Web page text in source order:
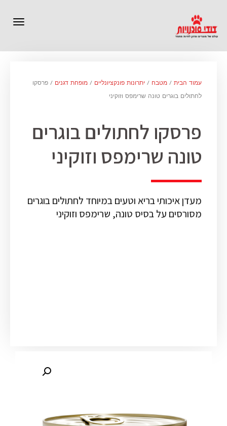
עמוד הבית / מטבח / יתרונות פונקציונליים / מופחת דגנים / פרסקו
לחתולים בוגרים טונה שרימפס וזוקיני
פרסקו לחתולים בוגרים
טונה שרימפס וזוקיני
מעדן איכותי בריא וטעים במיוחד לחתולים בוגרים
מסורסים על בסיס טונה, שרימפס וזוקיני